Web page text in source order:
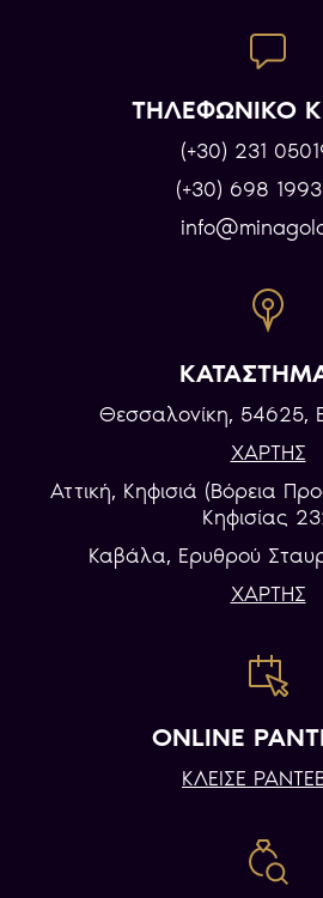
εμβληματικές μορφές της
ΤΗΛΕΦΩΝΙΚΟ
(+30) 231
(+30) 698
Θεσσαλονίκη, 54625,
ΧΑΡΤΗΣ
Αττική, Κηφισιά (Βόρεια
Κηφισίας
Καβάλα, Eρυθρού
ΧΑΡΤΗΣ
ONLINE
ΚΛΕΙΣΕ